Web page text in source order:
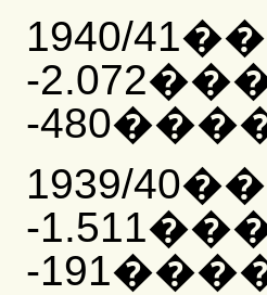
1940/
-
-
1939/
-
-